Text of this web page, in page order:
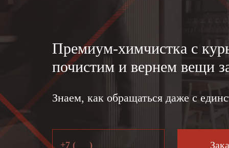
Премиум-химчистка с
почистим и вернем вещи
Знаем, как обращаться даже c
Отслеживайте
Узнавайте
Оплачивайте
Будьте в курсе
Сумма